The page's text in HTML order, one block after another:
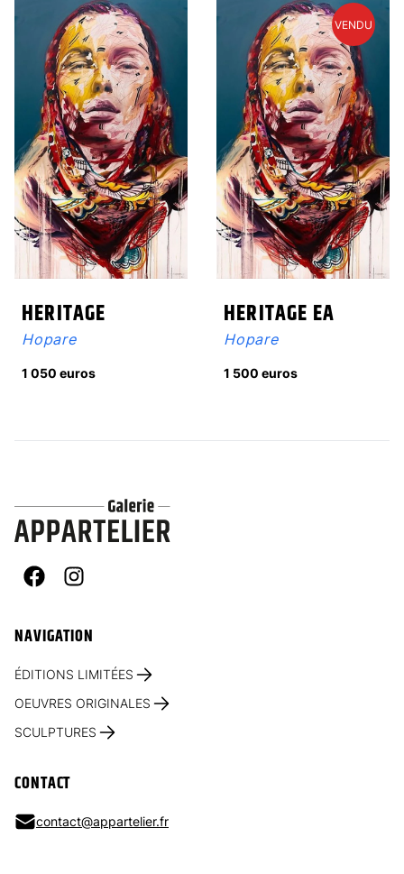
HERITAGE
Hopare
1 050 euros
HERITAGE EA
Hopare
1 500 euros
VENDU
FacebookInstagram
NAVIGATION
ÉDITIONS LIMITÉES
OEUVRES ORIGINALES
SCULPTURES
CONTACT
contact@appartelier.fr